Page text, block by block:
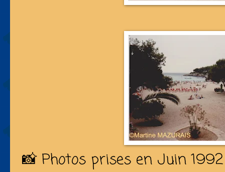
📸 Photos prises en Juin